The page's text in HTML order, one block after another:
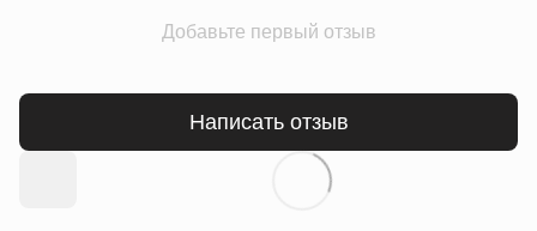
Добавьте первый отзыв
Написать отзыв